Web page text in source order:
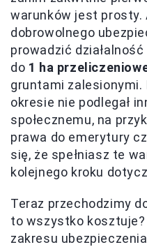
warunków jest prosty.
dobrowolnego
prowadzić
do 1 ha
gruntami
okresie nie podlegał
społecznemu, na
prawa do emerytury
się, że spełniasz te
kolejnego kroku
Teraz przechodzimy
to wszystko kosztuje?
zakresu